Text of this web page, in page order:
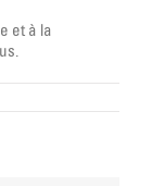
et à la